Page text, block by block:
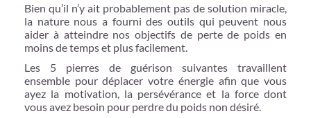
Bien qu’il n’y ait probablement pas de solution miracle,
la nature nous a fourni des outils qui peuvent nous
aider à atteindre nos objectifs de perte de poids en
moins de temps et plus facilement.
Les 5 pierres de guérison suivantes travaillent
ensemble pour déplacer votre énergie afin que vous
ayez la motivation, la persévérance et la force dont
vous avez besoin pour perdre du poids non désiré.